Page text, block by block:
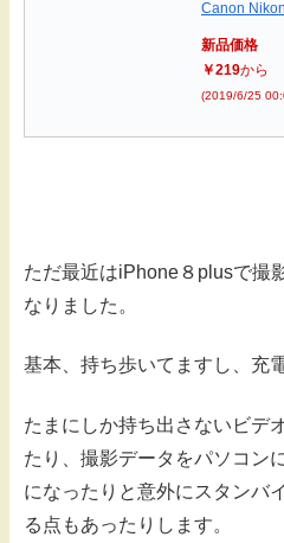
Canon
新品価格
￥219から
(2019/6/25
ただ最近はiPhone８plusで撮
なりました。
基本、持ち歩いてますし、充
たまにしか持ち出さないビデ
たり、撮影データをパソコン
になったりと意外にスタンバ
る点もあったりします。